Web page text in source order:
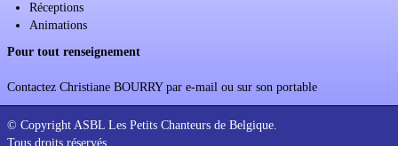
Réceptions
Animations
Pour tout renseignement
Contactez Christiane BOURRY par e-mail ou sur son portable
© Copyright ASBL Les Petits Chanteurs de Belgique.
Tous droits réservés.